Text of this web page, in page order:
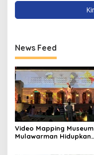
News Feed
Video Mapping Museum
Mulawarman Hidupkan